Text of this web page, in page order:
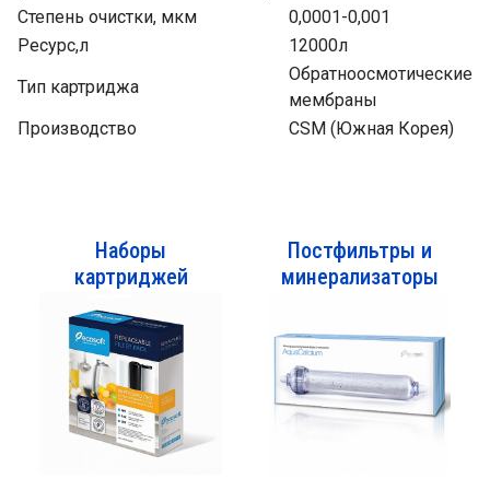
Степень очистки, мкм
0,0001-0,001
Ресурс,л
12000л
Тип картриджа
Обратноосмотические
мембраны
Производство
CSM (Южная Корея)
Наборы
картриджей
Постфильтры и
минерализаторы